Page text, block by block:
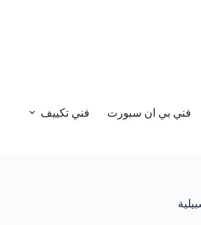
فني بي ان سبورت فني تكييف